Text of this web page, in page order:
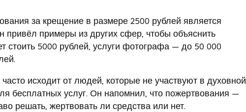
за крещение в размере 2500 рублей является
привёл примеры из других сфер, чтобы объяснить
стоить 5000 рублей, услуги фотографа — до 50 000
исходит от людей, которые не участвуют в духовной
бесплатных услуг. Он напомнил, что пожертвования —
решать, жертвовать ли средства или нет.